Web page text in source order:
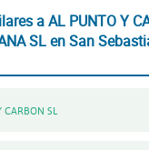
a AL PUNTO Y
SL en San
SL